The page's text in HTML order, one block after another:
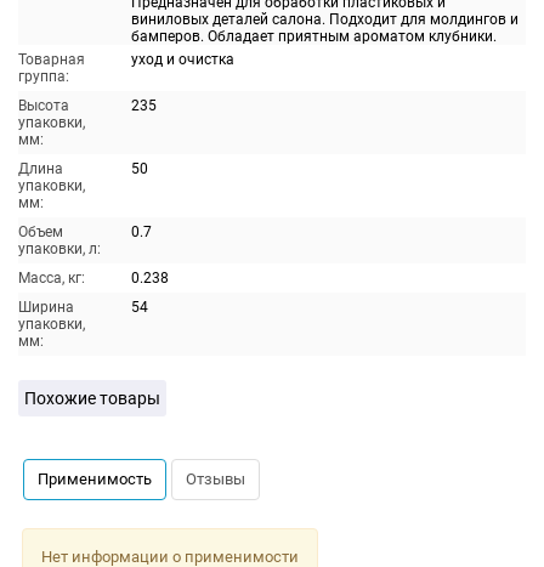
виниловых деталей салона. Подходит для молдингов и
бамперов. Обладает приятным ароматом клубники.
Товарная
группа:
уход и очистка
Высота
упаковки,
мм:
235
Длина
упаковки,
мм:
50
Объем
упаковки, л:
0.7
Масса, кг:
0.238
Ширина
упаковки,
мм:
54
Похожие товары
Применимость Отзывы
Нет информации о применимости